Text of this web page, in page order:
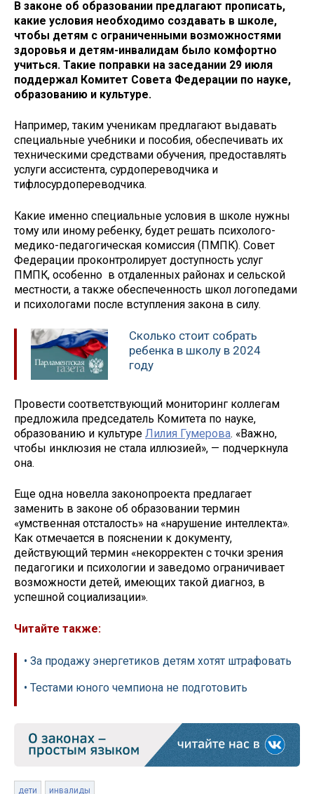
В законе об образовании предлагают прописать,
какие условия необходимо создавать в школе,
чтобы детям с ограниченными возможностями
здоровья и детям-инвалидам было комфортно
учиться. Такие поправки на заседании 29 июля
поддержал Комитет Совета Федерации по науке,
образованию и культуре.
Например, таким ученикам предлагают выдавать
специальные учебники и пособия, обеспечивать их
техническими средствами обучения, предоставлять
услуги ассистента, сурдопереводчика и
тифлосурдопереводчика.
Какие именно специальные условия в школе нужны
тому или иному ребенку, будет решать психолого-
медико-педагогическая комиссия (ПМПК). Совет
Федерации проконтролирует доступность услуг
ПМПК, особенно в отдаленных районах и сельской
местности, а также обеспеченность школ логопедами
и психологами после вступления закона в силу.
Сколько стоит собрать
ребенка в школу в 2024
году
Провести соответствующий мониторинг коллегам
предложила председатель Комитета по науке,
образованию и культуре Лилия Гумерова. «Важно,
чтобы инклюзия не стала иллюзией», — подчеркнула
она.
Еще одна новелла законопроекта предлагает
заменить в законе об образовании термин
«умственная отсталость» на «нарушение интеллекта».
Как отмечается в пояснении к документу,
действующий термин «некорректен с точки зрения
педагогики и психологии и заведомо ограничивает
возможности детей, имеющих такой диагноз, в
успешной социализации».
Читайте также:
• За продажу энергетиков детям хотят штрафовать
• Тестами юного чемпиона не подготовить
дети инвалиды